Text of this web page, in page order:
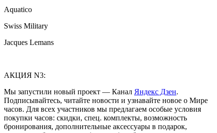
Aquatico
Swiss Military
Jacques Lemans
АКЦИЯ N3:
Мы запустили новый проект — Канал Яндекс Дзен.
Подписывайтесь, читайте новости и узнавайте новое о Мире
часов. Для всех участников мы предлагаем особые условия
покупки часов: скидки, спец. комплекты, возможность
бронирования, дополнительные аксессуары в подарок,